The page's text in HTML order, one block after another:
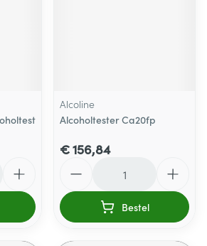
Alcoline
Alcoholtester Ca20fp
€ 156,84
Bestel